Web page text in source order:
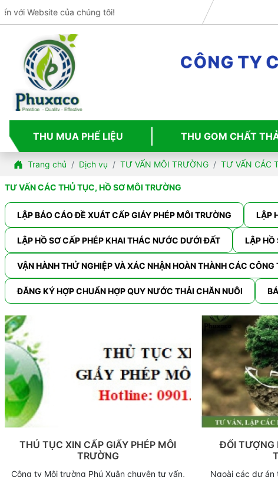
của chúng tôi!
CÔNG TY C
THU MUA PHẾ LIỆU THU GOM CHẤT
Trang chủ Dịch vụ TƯ VẤN MÔI TRƯỜNG TƯ VẤN CÁC
TƯ VẤN CÁC THỦ TỤC, HỒ SƠ MÔI TRƯỜNG
LẬP BÁO CÁO ĐỀ XUÁT CẤP GIÁY PHÉP MÔI TRƯỜNG LẬP
LẬP HỒ SƠ CẤP PHÉP KHAI THÁC NƯỚC DƯỚI ĐẤT LẬP HỒ
VẬN HÀNH THỬ NGHIỆP VÀ XÁC NHẬN HOÀN THÀNH CÁC CÔNG
ĐĂNG KÝ HỢP CHUẨN HỢP QUY NƯỚC THẢI CHĂN NUÔI
THỦ TỤC XIN CẤP GIẤY PHÉP MÔI
TRƯỜNG
Công ty Môi trường Phú Xuân chuyên tư vấn,
ĐỐI TƯỢNG
Ngoài các dự án